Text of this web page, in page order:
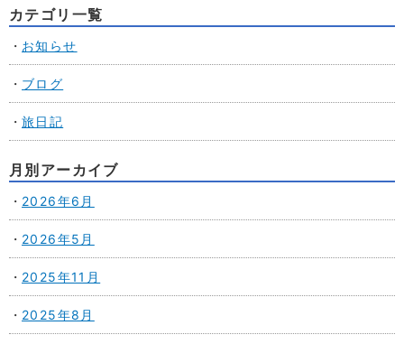
カテゴリ一覧
お知らせ
ブログ
旅日記
月別アーカイブ
2026年6月
2026年5月
2025年11月
2025年8月